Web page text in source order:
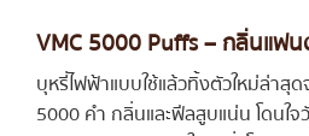
VMC 5000 Puffs – กลิ่นแฟน
บุหรี่ไฟฟ้าแบบใช้แล้วทิ้งตัวใหม่ล่าสุ
5000 คำ กลิ่นและฟีลสูบแน่น โดนใ